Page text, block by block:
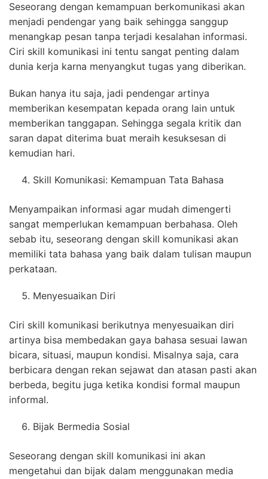
Seseorang dengan kemampuan berkomunikasi akan
menjadi pendengar yang baik sehingga sanggup
menangkap pesan tanpa terjadi kesalahan informasi.
Ciri skill komunikasi ini tentu sangat penting dalam
dunia kerja karna menyangkut tugas yang diberikan.
Bukan hanya itu saja, jadi pendengar artinya
memberikan kesempatan kepada orang lain untuk
memberikan tanggapan. Sehingga segala kritik dan
saran dapat diterima buat meraih kesuksesan di
kemudian hari.
Skill Komunikasi: Kemampuan Tata Bahasa
Menyampaikan informasi agar mudah dimengerti
sangat memperlukan kemampuan berbahasa. Oleh
sebab itu, seseorang dengan skill komunikasi akan
memiliki tata bahasa yang baik dalam tulisan maupun
perkataan.
Menyesuaikan Diri
Ciri skill komunikasi berikutnya menyesuaikan diri
artinya bisa membedakan gaya bahasa sesuai lawan
bicara, situasi, maupun kondisi. Misalnya saja, cara
berbicara dengan rekan sejawat dan atasan pasti akan
berbeda, begitu juga ketika kondisi formal maupun
informal.
Bijak Bermedia Sosial
Seseorang dengan skill komunikasi ini akan
mengetahui dan bijak dalam menggunakan media